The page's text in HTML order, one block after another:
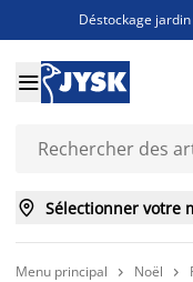
Déstockage
Jusqu'à -
Découvrez

 Sélectionner votre
Menu principal  Noël 